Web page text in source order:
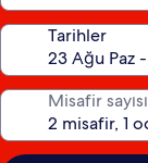
Tarihler
Misafir sayısı